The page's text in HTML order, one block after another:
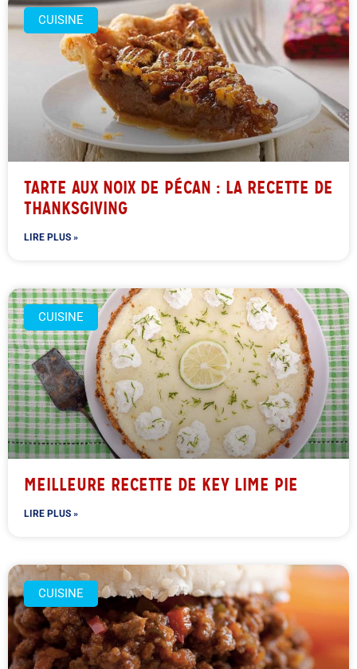
CUISINE
TARTE AUX NOIX DE PÉCAN : LA RECETTE DE
THANKSGIVING
LIRE PLUS »
CUISINE
MEILLEURE RECETTE DE KEY LIME PIE
LIRE PLUS »
CUISINE